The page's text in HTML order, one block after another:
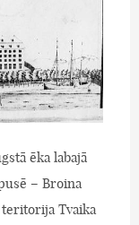
ēka labajā
– Broina
teritorija Tvaika